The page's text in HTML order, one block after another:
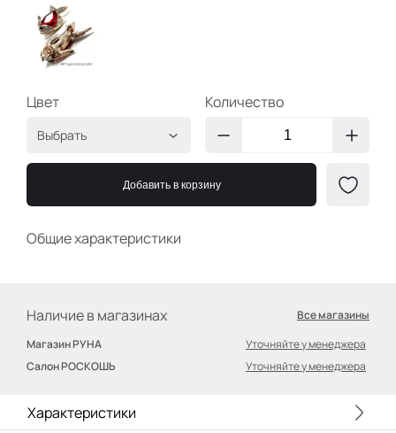
Общие характеристики
Наличие в магазинах
Все магазины
Магазин РУНА
Уточняйте у менеджера
Салон РОСКОШЬ
Уточняйте у менеджера
Цвет
Выбрать
G/
Количество
Добавить в корзину
Характеристики